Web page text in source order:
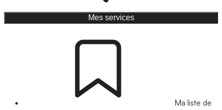
Mes services
Ma liste de